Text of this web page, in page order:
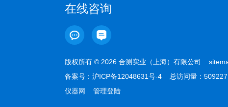
在线咨询
版权所有 © 2026 合测实业（上海）有限公司
备案号： 沪ICP备12048631号-4 总访问量：
仪器网
管理登陆